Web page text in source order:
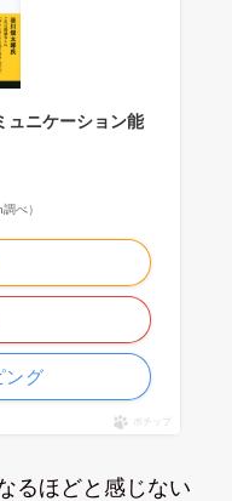
ニケーション能
べ）
ング
ポチップ
るほどと感じない